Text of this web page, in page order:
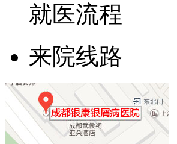
就医流程
来院线路